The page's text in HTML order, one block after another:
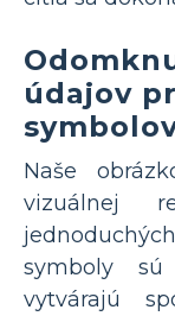
údajov
Naše
vizuálnej
symboly sú
vytvárajú